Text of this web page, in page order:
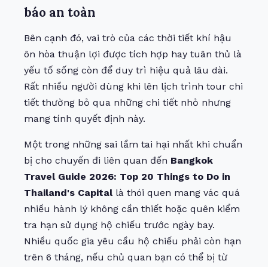
báo an toàn
Bên cạnh đó, vai trò của các thời tiết khí hậu
ôn hòa thuận lợi được tích hợp hay tuân thủ là
yếu tố sống còn để duy trì hiệu quả lâu dài.
Rất nhiều người dùng khi lên lịch trình tour chi
tiết thường bỏ qua những chi tiết nhỏ nhưng
mang tính quyết định này.
Một trong những sai lầm tai hại nhất khi chuẩn
bị cho chuyến đi liên quan đến Bangkok
Travel Guide 2026: Top 20 Things to Do in
Thailand's Capitallà thói quen mang vác quá
nhiều hành lý không cần thiết hoặc quên kiểm
tra hạn sử dụng hộ chiếu trước ngày bay.
Nhiều quốc gia yêu cầu hộ chiếu phải còn hạn
trên 6 tháng, nếu chủ quan bạn có thể bị từ